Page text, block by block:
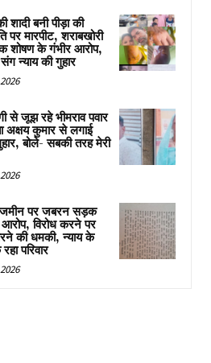
शादी बनी पीड़ा की
पर मारपीट, शराबखोरी
शोषण के गंभीर आरोप,
न्याय की गुहार
से जूझ रहे भीमराव पवार
अक्षय कुमार से लगाई
बोले- सबकी तरह मेरी
जमीन पर जबरन सड़क
आरोप, विरोध करने पर
की धमकी, न्याय के
परिवार